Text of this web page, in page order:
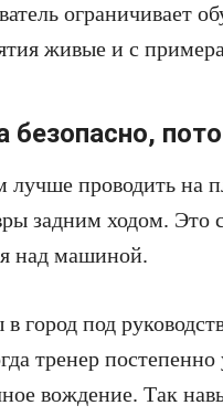
ограничивает
живые и с
безопасно,
лучше проводить на
задним ходом. Это
над машиной.
в город под
тренер
вождение. Так